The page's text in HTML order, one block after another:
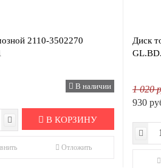
2110-3502270
В наличии
В КОРЗИНУ
Отложить
Диск
1 020
930